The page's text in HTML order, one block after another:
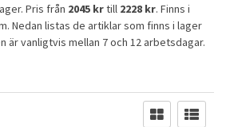
Pris från 2045 krtill 2228 kr. Finns i
Nedan listas de artiklar som finns i lager
är vanligtvis mellan 7 och 12 arbetsdagar.